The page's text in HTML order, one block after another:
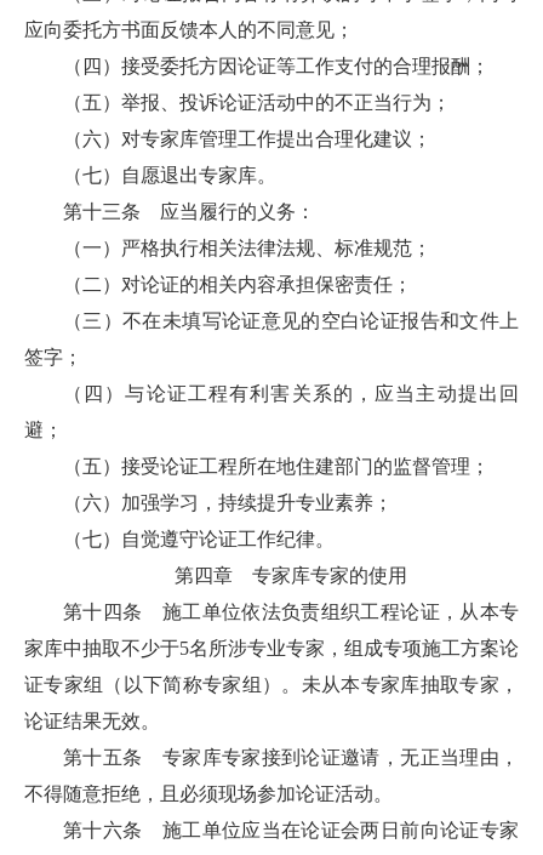
应向委托方书面反馈本人的不同意见；
（四）接受委托方因论证等工作支付的合理报酬；
（五）举报、投诉论证活动中的不正当行为；
（六）对专家库管理工作提出合理化建议；
（七）自愿退出专家库。
第十三条
应当履行的义务：
（一）严格执行相关法律法规、标准规范；
（二）对论证的相关内容承担保密责任；
（三）不在未填写论证意见的空白论证报告和文件上
签字；
（四）与论证工程有利害关系的，应当主动提出回
避；
（五）接受论证工程所在地住建部门的监督管理；
（六）加强学习，持续提升专业素养；
（七）自觉遵守论证工作纪律。
第四章 专家库专家的使用
第十四条
施工单位依法负责组织工程论证，从本专
家库中抽取不少于5名所涉专业专家，组成专项施工方案论
证专家组（以下简称专家组）。未从本专家库抽取专家，
论证结果无效。
第十五条 专家库专家接到论证邀请，无正当理由，
不得随意拒绝，且必须现场参加论证活动。
第十六条
施工单位应当在论证会两日前向论证专家